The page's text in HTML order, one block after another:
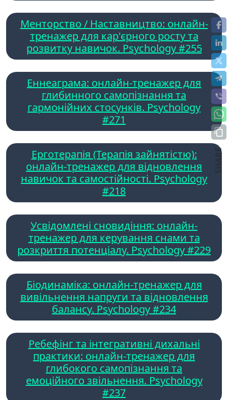
Менторство / Наставництво: онлайн-
тренажер для кар'єрного росту та
розвитку навичок. Psychology #255
Еннеаграма: онлайн-тренажер для
глибинного самопізнання та
гармонійних стосунків. Psychology
#271
Ерготерапія (Терапія зайнятістю):
онлайн-тренажер для відновлення
навичок та самостійності. Psychology
#218
Усвідомлені сновидіння: онлайн-
тренажер для керування снами та
розкриття потенціалу. Psychology #229
Біодинаміка: онлайн-тренажер для
вивільнення напруги та відновлення
балансу. Psychology #234
Ребефінг та інтегративні дихальні
практики: онлайн-тренажер для
глибокого самопізнання та
емоційного звільнення. Psychology
#237
SHARE